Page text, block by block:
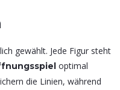
gewählt. Jede Figur steht
optimal
die Linien, während